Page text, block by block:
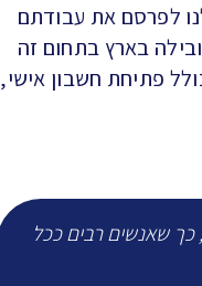
לפרסם את עבודתם
בארץ בתחום זה
פתיחת חשבון אישי,
שאנשים רבים ככל